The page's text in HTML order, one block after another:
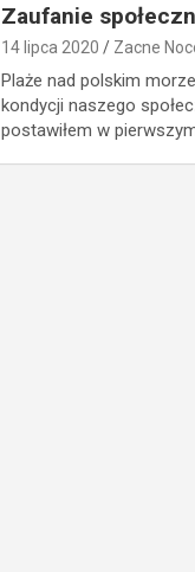
Zaufanie
14 lipca 2020 Zacne
Plaże nad polskim
kondycji naszego
postawiłem w